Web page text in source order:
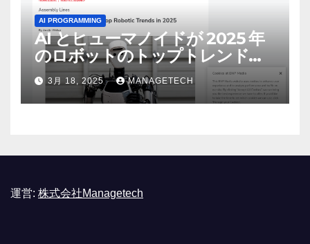
AI PROGRAMMING
AI とヒューマノイドが 2025 年
のロボットのトップトレンドに |
ASSEMBLY
3月 18, 2025 MANAGETECH
運営: 株式会社Managetech